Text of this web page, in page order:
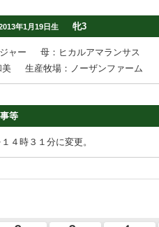
年1月19日生 牝3
ャー
母：ヒカルアマランサス
美
生産牧場：ノーザンファーム
等
４時３１分に変更。